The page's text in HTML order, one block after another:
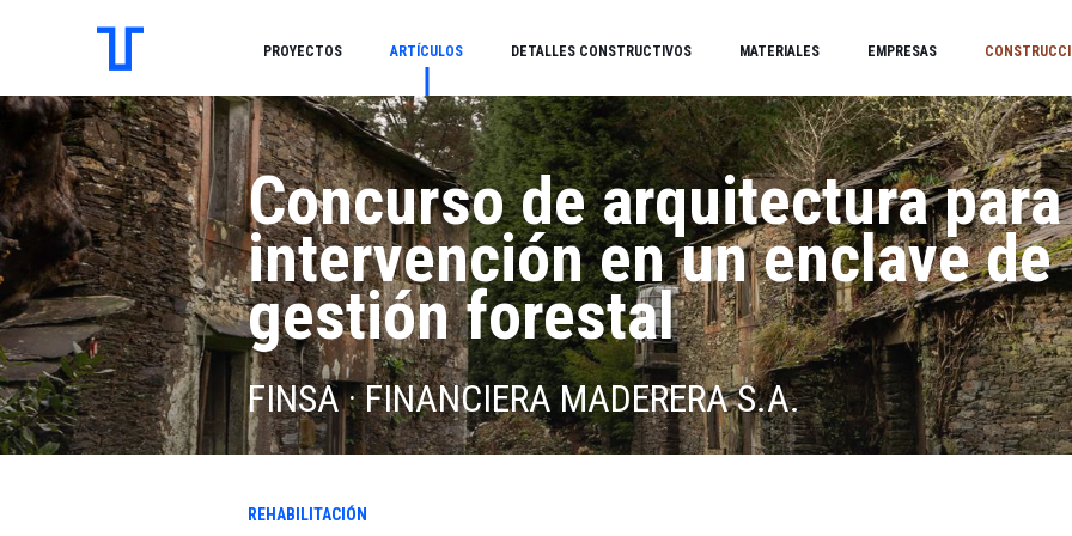
PROYECTOS ARTÍCULOS DETALLES CONSTRUCTIVOS MATERIALES EMPRESAS
Concurso de arquitectura
intervención en un enclave de
gestión forestal
FINSA · FINANCIERA MADERERA S.A.
REHABILITACIÓN